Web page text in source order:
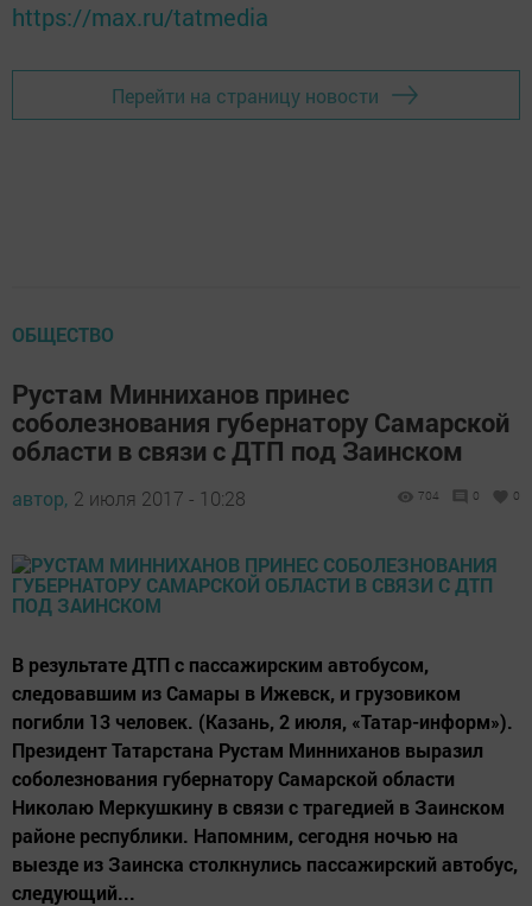
https://max.ru/tatmedia
Перейти на страницу новости
ОБЩЕСТВО
Рустам Минниханов принес
соболезнования губернатору Самарской
области в связи с ДТП под Заинском
автор, 2 июля 2017 - 10:28 704 0 0
В результате ДТП с пассажирским автобусом,
следовавшим из Самары в Ижевск, и грузовиком
погибли 13 человек. (Казань, 2 июля, «Татар-информ»).
Президент Татарстана Рустам Минниханов выразил
соболезнования губернатору Самарской области
Николаю Меркушкину в связи с трагедией в Заинском
районе республики. Напомним, сегодня ночью на
выезде из Заинска столкнулись пассажирский автобус,
следующий...